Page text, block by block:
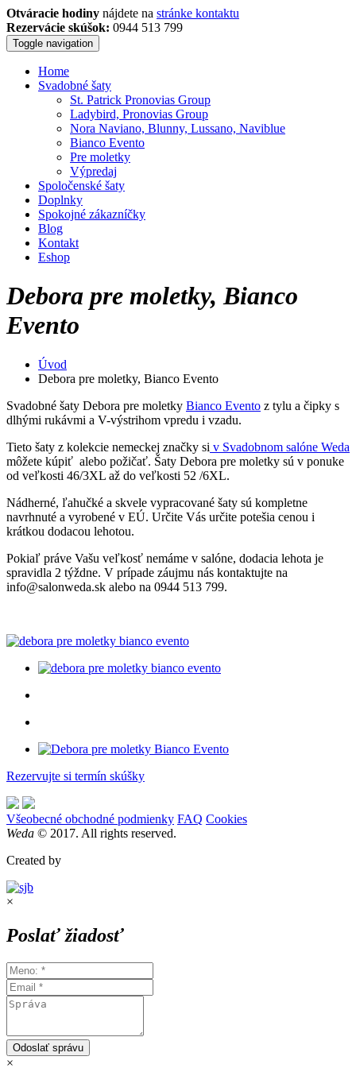
Otváracie hodiny nájdete na stránke kontaktu
Rezervácie skúšok: 0944 513 799
Toggle navigation
Home
Svadobné šaty
St. Patrick Pronovias Group
Ladybird, Pronovias Group
Nora Naviano, Blunny, Lussano, Naviblue
Bianco Evento
Pre moletky
Výpredaj
Spoločenské šaty
Doplnky
Spokojné zákazníčky
Blog
Kontakt
Eshop
Debora pre moletky, Bianco
Evento
Úvod
Debora pre moletky, Bianco Evento
Svadobné šaty Debora pre moletky Bianco Evento z tylu a čipky s
dlhými rukávmi a V-výstrihom vpredu i vzadu.
Tieto šaty z kolekcie nemeckej značky si v Svadobnom salóne Weda
môžete kúpiť alebo požičať. Šaty Debora pre moletky sú v ponuke
od veľkosti 46/3XL až do veľkosti 52 /6XL.
Nádherné, ľahučké a skvele vypracované šaty sú kompletne
navrhnuté a vyrobené v EÚ. Určite Vás určite potešia cenou i
krátkou dodacou lehotou.
Pokiaľ práve Vašu veľkosť nemáme v salóne, dodacia lehota je
spravidla 2 týždne. V prípade záujmu nás kontaktujte na
info@salonweda.sk alebo na 0944 513 799.
Rezervujte si termín skúšky
Všeobecné obchodné podmienky FAQ Cookies
Weda © 2017. All rights reserved.
Created by
×
Poslať žiadosť
Odoslať správu
×